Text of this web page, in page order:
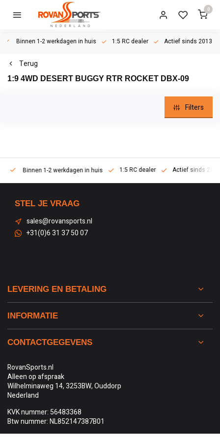
0
Binnen 1-2 werkdagen in huis 1:5 RC dealer Actief sinds 2013
Terug
1:9 4WD DESERT BUGGY RTR ROCKET DBX-09
Filters
Binnen 1-2 werkdagen in huis 1:5 RC dealer Actief sinds 2013
STEL JE VRAAG
sales@rovansports.nl
+31(0)6 31 37 50 07
LEVERING EN BETALING
INFORMATIE
CONTACTGEGEVENS
RovanSports.nl
Alleen op afspraak
Wilhelminaweg 14, 3253BW, Ouddorp
Nederland
KVK nummer: 56483368
Btw nummer: NL852147387B01